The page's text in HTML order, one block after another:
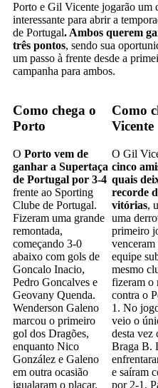
Porto e Gil Vicente jogarão um
interessante para abrir a
de Portugal. Ambos querem
três pontos, sendo sua
um passo à frente desde a
campanha para ambos.
Como chega o
Porto
O Porto vem de
ganhar a Supertaça
de Portugal por 3-4
frente ao Sporting
Clube de Portugal.
Fizeram uma grande
remontada,
começando 3-0
abaixo com gols de
Goncalo Inacio,
Pedro Goncalves e
Geovany Quenda.
Wenderson Galeno
marcou o primeiro
gol dos Dragões,
enquanto Nico
González e Galeno
em outra ocasião
igualaram o placar.
Como
Vicente
O Gil
cinco
quais
recorde
vitórias,
uma
primeiro
equipe
mesmo
fizeram o
contra o
1. No
veio o
desta vez
Braga B.
e saíram
por 2-1.